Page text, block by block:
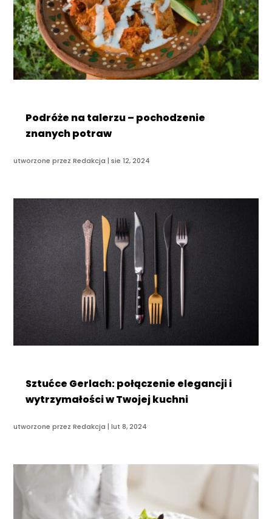
Podróże na talerzu – pochodzenie
znanych potraw
utworzone przezRedakcja |sie 12, 2024
Sztućce Gerlach: połączenie elegancji i
wytrzymałości w Twojej kuchni
utworzone przezRedakcja |lut 8, 2024